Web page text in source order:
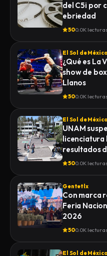
del C5i por
ebriedad
500.0K
El Sol de México
¿Qué es La
show de
Llanos
500.0K
El Sol de México
UNAM
licenciatura
resultados
500.0K
Gentetlx
Con marca
Feria
2026
500.0K
El Sol de México